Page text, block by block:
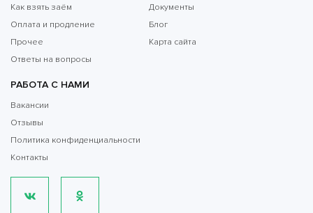
Как взять заём
Оплата и продление
Прочее
Ответы на вопросы
Документы
Блог
Карта сайта
РАБОТА С НАМИ
Вакансии
Отзывы
Политика конфиденциальности
Контакты